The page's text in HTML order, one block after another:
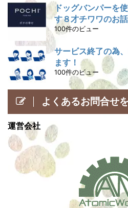
ドッグバンパーを
す８才チワワのお話
100件のビュー
サービス終了の為
ます！
100件のビュー
よくあるお問合せ
運営会社